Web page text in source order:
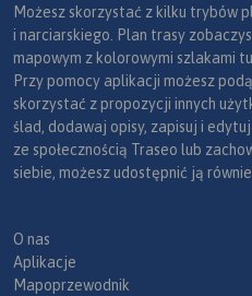
Możesz skorzystać z kilku trybów
i narciarskiego. Plan trasy
mapowym z kolorowymi szlakami
Przy pomocy aplikacji możesz
skorzystać z propozycji innych
ślad, dodawaj opisy, zapisuj i
ze społecznością Traseo lub
siebie, możesz udostępnić ją
O nas
Aplikacje
Mapoprzewodnik